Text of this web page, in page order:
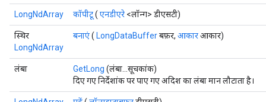
LongNdArray कॉपीटू( एनडीएरे <लॉन्ग> डीएसटी)
स्थिर
LongNdArray
बनाएं( LongDataBufferबफ़र, आकारआकार)
लंबा GetLong (लंबा...सूचकांक)
दिए गए निर्देशांक पर पाए गए अदिश का लंबा मान लौटाता है।